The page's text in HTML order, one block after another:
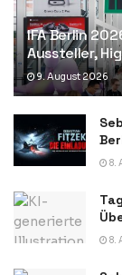
IFA Berlin
Aussteller,
9. August 2026
8.
8.